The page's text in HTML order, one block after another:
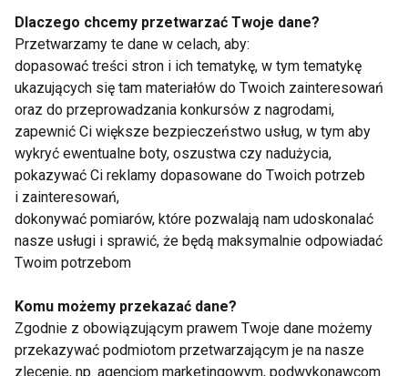
działanie ciepłem, kwasem lub enzymami w celu
przyspieszenia wchłaniania, ale dopiero wrzucając
je w dobryszejker Pafoscani wprowadzając do
organizmu jesteśmy bliżej celu, jakim jest idealna
masa mięśniowa.
BIAŁKA BIAŁKO ODŻYWKI DIETA
Dlaczego chcemy przetwarzać Twoje dane?
Przetwarzamy te dane w celach, aby:
dopasować treści stron i ich tematykę, w tym tematykę
ukazujących się tam materiałów do Twoich zainteresowań
oraz do przeprowadzania konkursów z nagrodami,
zapewnić Ci większe bezpieczeństwo usług, w tym aby
wykryć ewentualne boty, oszustwa czy nadużycia,
pokazywać Ci reklamy dopasowane do Twoich potrzeb
i zainteresowań,
dokonywać pomiarów, które pozwalają nam udoskonalać
nasze usługi i sprawić, że będą maksymalnie odpowiadać
Twoim potrzebom
Komu możemy przekazać dane?
Zgodnie z obowiązującym prawem Twoje dane możemy
przekazywać podmiotom przetwarzającym je na nasze
zlecenie, np. agencjom marketingowym, podwykonawcom